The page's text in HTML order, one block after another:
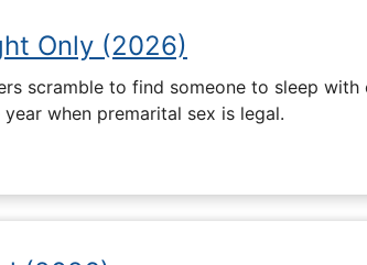
Only (2026)
scramble to find someone to sleep with
when premarital sex is legal.